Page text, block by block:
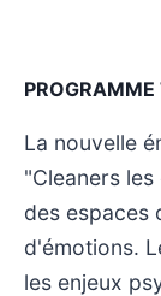
PROGRAMME
La nouvelle
"Cleaners
des espaces
d'émotions.
les enjeux